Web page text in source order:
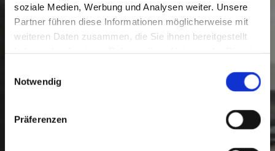
soziale Medien, Werbung und Analysen weiter. Unsere
Partner führen diese Informationen möglicherweise mit
weiteren Daten zusammen, die Sie ihnen bereitgestellt
Notwendig
Präferenzen